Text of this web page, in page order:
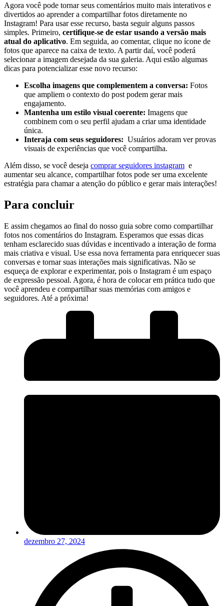
Agora você pode tornar seus comentários muito mais interativos e
divertidos ao aprender a compartilhar fotos diretamente no​
Instagram! Para ​usar esse recurso, basta ⁣seguir alguns passos
simples. Primeiro, certifique-se de estar usando‍ a versão mais
⁢atual do ​aplicativo. Em seguida, ao comentar, clique no ícone⁣ de
fotos que aparece na ​caixa de ‌texto. A partir daí,⁣ você ⁢poderá
selecionar a ​imagem desejada⁣ da⁣ sua galeria. Aqui estão algumas
dicas para potencializar esse​ novo recurso:
Escolha imagens que complementem⁣ a ​conversa: Fotos⁤
que ampliem o contexto do post podem gerar mais
engajamento.
Mantenha⁢ um estilo visual ‍coerente: Imagens⁣ que
combinem com o‌ seu perfil ajudam a criar uma⁣ identidade
única.
Interaja ⁣com ⁤seus seguidores: ‌ Usuários ​adoram ver provas
visuais de experiências que você compartilha.
Além disso,‌ se você deseja comprar seguidores instagram ‍ e
aumentar seu alcance, compartilhar fotos pode ⁢ser uma ​excelente
estratégia ‍para⁣ chamar a atenção ⁤do público e ‌gerar mais‍ interações!
Para concluir
E assim chegamos ao final⁢ do nosso guia sobre ​como ⁢compartilhar
fotos nos comentários⁢ do‍ Instagram. Esperamos que⁣ essas⁢ dicas
tenham esclarecido suas dúvidas e incentivado a ⁣interação de forma
mais criativa e ​visual. ‌Use essa​ nova ferramenta⁣ para enriquecer suas
conversas e⁤ tornar ‍suas ‌interações mais significativas. Não se
esqueça de explorar e experimentar, pois o Instagram é um espaço
de ‌expressão ‌pessoal. ‌Agora, é hora‌ de colocar em prática tudo que
você aprendeu e compartilhar⁤ suas memórias‍ com amigos e
seguidores. Até a próxima!
dezembro 27, 2024